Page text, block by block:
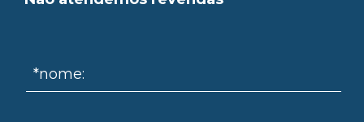
*nome: